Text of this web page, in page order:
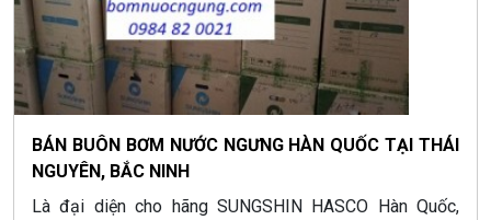
BÁN BUÔN BƠM NƯỚC NGƯNG HÀN QUỐC TẠI THÁI
NGUYÊN, BẮC NINH
Là đại diện cho hãng SUNGSHIN HASCO Hàn Quốc,